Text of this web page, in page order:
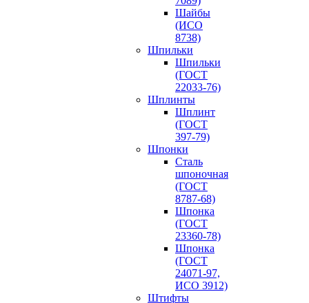
Шайбы
(ИСО
8738)
Шпильки
Шпильки
(ГОСТ
22033-76)
Шплинты
Шплинт
(ГОСТ
397-79)
Шпонки
Сталь
шпоночная
(ГОСТ
8787-68)
Шпонка
(ГОСТ
23360-78)
Шпонка
(ГОСТ
24071-97,
ИСО 3912)
Штифты